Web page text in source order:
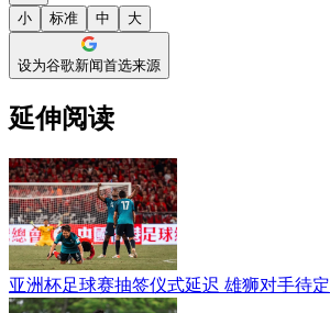
小 标准 中 大
设为谷歌新闻首选来源
延伸阅读
亚洲杯足球赛抽签仪式延迟 雄狮对手待定